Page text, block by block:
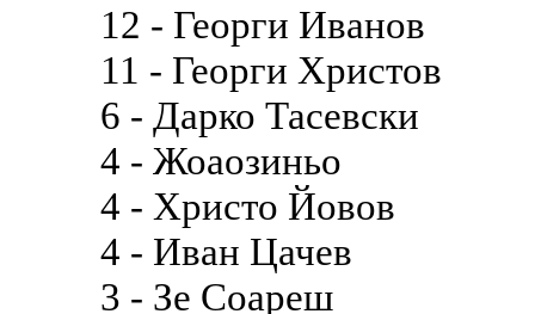
12 - Георги Иванов
11 - Георги Христов
6 - Дарко Тасевски
4 - Жоаозиньо
4 - Христо Йовов
4 - Иван Цачев
3 - Зе Соареш